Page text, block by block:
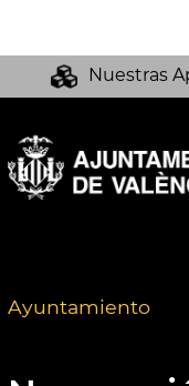
Nuestras
Ayuntamiento